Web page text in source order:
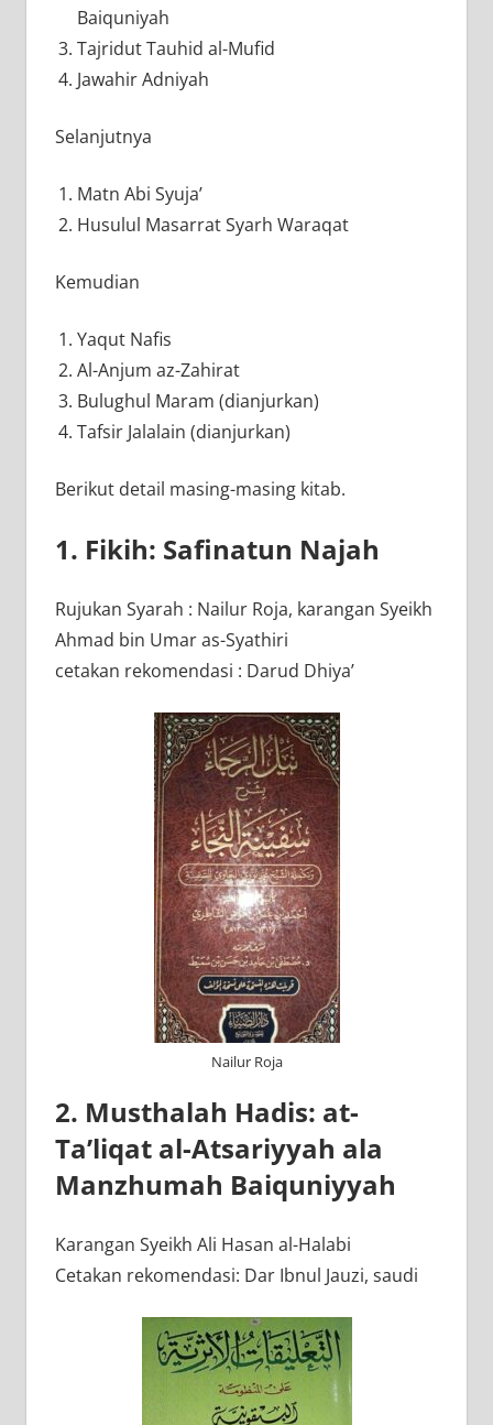
Baiquniyah
Tajridut Tauhid al-Mufid
Jawahir Adniyah
Selanjutnya
Matn Abi Syuja’
Husulul Masarrat Syarh Waraqat
Kemudian
Yaqut Nafis
Al-Anjum az-Zahirat
Bulughul Maram (dianjurkan)
Tafsir Jalalain (dianjurkan)
Berikut detail masing-masing kitab.
1. Fikih: Safinatun Najah
Rujukan Syarah : Nailur Roja, karangan Syeikh
Ahmad bin Umar as-Syathiri
cetakan rekomendasi : Darud Dhiya’
Nailur Roja
2. Musthalah Hadis: at-
Ta’liqat al-Atsariyyah ala
Manzhumah Baiquniyyah
Karangan Syeikh Ali Hasan al-Halabi
Cetakan rekomendasi: Dar Ibnul Jauzi, saudi